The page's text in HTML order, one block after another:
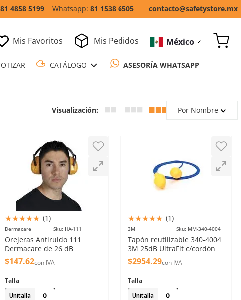
81 4858 5199 81 1538 6505 contacto@safetystore.mx
Mis Favoritos Mis Pedidos México
Por Nombre
★★★★★ (1)
Dermacare Sku: HA-111
Orejeras Antiruido 111
Dermacare de 26 dB
$147.62con IVA
Talla
Unitalla
★★★★★ (1)
3M Sku: MM-340-4004
Tapón reutilizable 340-4004
3M 25dB UltraFit c/cordón
(100 pzs)
$2954.29con IVA
Talla
Unitalla